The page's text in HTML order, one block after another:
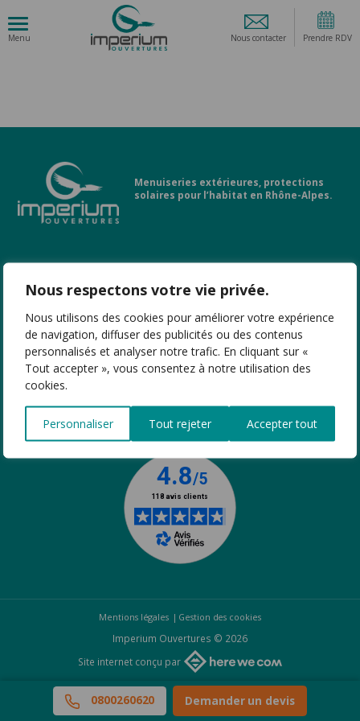
Nous respectons votre vie privée.
Nous utilisons des cookies pour améliorer votre expérience
de navigation, diffuser des publicités ou des contenus
personnalisés et analyser notre trafic. En cliquant sur «
Tout accepter », vous consentez à notre utilisation des
cookies.
Personnaliser Tout rejeter Accepter tout
Nous contacter Prendre RDV
0800260620 Demander un devis
Menuiseries extérieures, protections
solaires pour l’habitat en Rhône-Alpes.
PRODUITS
NOS AGENCES
Mentions légales Gestion des cookies
Imperium Ouvertures © 2026
Site internet conçu par